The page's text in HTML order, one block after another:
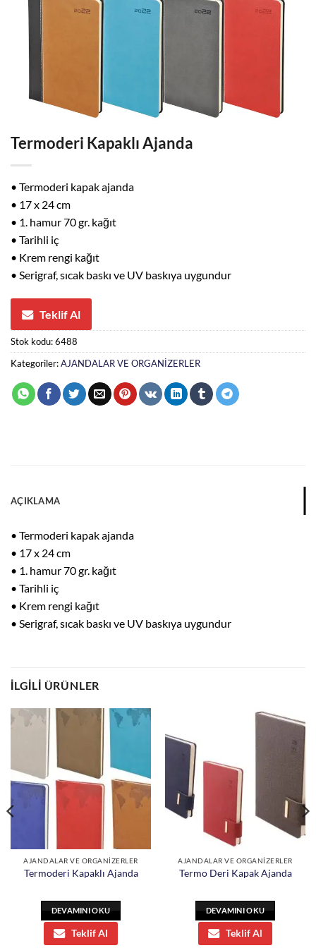
Termoderi Kapaklı Ajanda
• Termoderi kapak ajanda
• 17 x 24 cm
• 1. hamur 70 gr. kağıt
• Tarihli iç
• Krem rengi kağıt
• Serigraf, sıcak baskı ve UV baskıya uygundur
Teklif Al
Stok kodu:6488
Kategoriler:AJANDALAR VE ORGANİZERLER
AÇIKLAMA
• Termoderi kapak ajanda
• 17 x 24 cm
• 1. hamur 70 gr. kağıt
• Tarihli iç
• Krem rengi kağıt
• Serigraf, sıcak baskı ve UV baskıya uygundur
İLGILI ÜRÜNLER
AJANDALAR VE ORGANİZERLER
Termoderi Kapaklı Ajanda
DEVAMINI OKU
Teklif Al
AJANDALAR VE ORGANİZERLER
Termo Deri Kapak Ajanda
DEVAMINI OKU
Teklif Al